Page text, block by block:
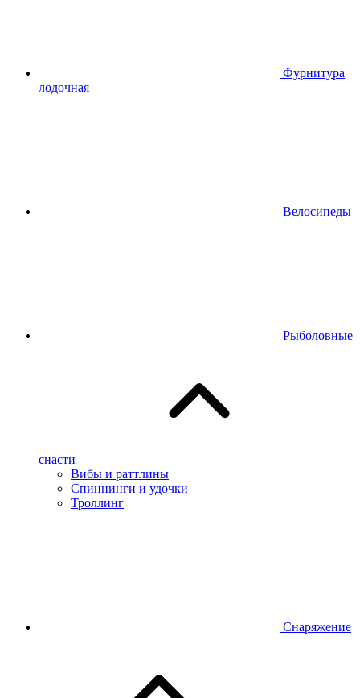
Фурнитура
лодочная
Велосипеды
Рыболовные
снасти
Вибы и раттлины
Спиннинги и удочки
Троллинг
Снаряжение